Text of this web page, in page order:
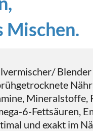
Blender
Mineralstoffe,
6-Fettsäuren,
und exakt im